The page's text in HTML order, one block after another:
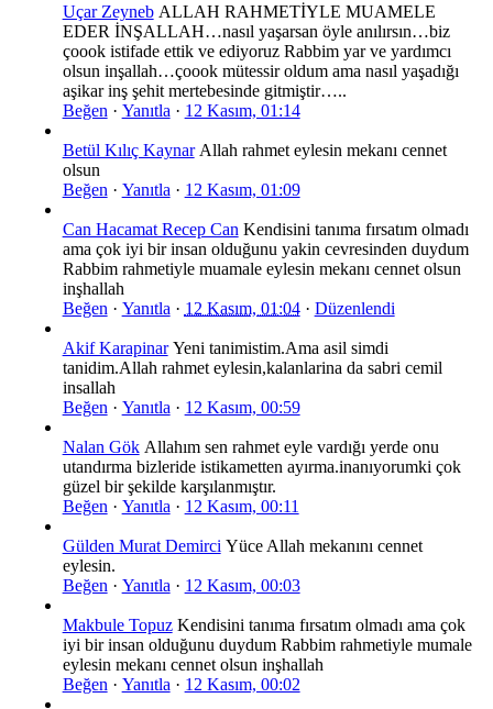
Uçar ZeynebALLAH RAHMETİYLE MUAMELE
EDER İNŞALLAH…nasıl yaşarsan öyle anılırsın…biz
çoook istifade ettik ve ediyoruz Rabbim yar ve yardımcı
olsun inşallah…çoook mütessir oldum ama nasıl yaşadığı
aşikar inş şehit mertebesinde gitmiştir…..
Beğen · Yanıtla · 12 Kasım, 01:14
Betül Kılıç KaynarAllah rahmet eylesin mekanı cennet
olsun
Beğen · Yanıtla · 12 Kasım, 01:09
Can Hacamat Recep Can Kendisini tanıma fırsatım olmadı
ama çok iyi bir insan olduğunu yakin cevresinden duydum
Rabbim rahmetiyle muamale eylesin mekanı cennet olsun
inşhallah
Beğen · Yanıtla · 12 Kasım, 01:04· Düzenlendi
Akif KarapinarYeni tanimistim.Ama asil simdi
tanidim.Allah rahmet eylesin,kalanlarina da sabri cemil
insallah
Beğen · Yanıtla · 12 Kasım, 00:59
Nalan GökAllahım sen rahmet eyle vardığı yerde onu
utandırma bizleride istikametten ayırma.inanıyorumki çok
güzel bir şekilde karşılanmıştır.
Beğen · Yanıtla · 12 Kasım, 00:11
Gülden Murat Demirci Yüce Allah mekanını cennet
eylesin.
Beğen · Yanıtla · 12 Kasım, 00:03
Makbule TopuzKendisini tanıma fırsatım olmadı ama çok
iyi bir insan olduğunu duydum Rabbim rahmetiyle mumale
eylesin mekanı cennet olsun inşhallah
Beğen · Yanıtla · 12 Kasım, 00:02